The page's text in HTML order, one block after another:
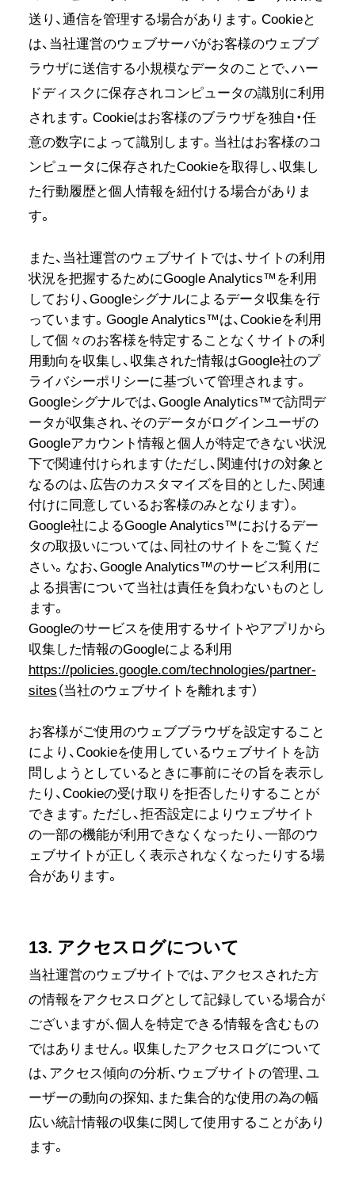
送り、通信を管理する場合があります。Cookieと
は、当社運営のウェブサーバがお客様のウェブブ
ラウザに送信する小規模なデータのことで、ハー
ドディスクに保存されコンピュータの識別に利用
されます。Cookieはお客様のブラウザを独自・任
意の数字によって識別します。当社はお客様のコ
ンピュータに保存されたCookieを取得し、収集し
た行動履歴と個人情報を紐付ける場合がありま
す。
また、当社運営のウェブサイトでは、サイトの利用
状況を把握するためにGoogle Analytics™を利用
しており、Googleシグナルによるデータ収集を行
っています。Google Analytics™は、Cookieを利用
して個々のお客様を特定することなくサイトの利
用動向を収集し、収集された情報はGoogle社のプ
ライバシーポリシーに基づいて管理されます。
Googleシグナルでは、Google Analytics™で訪問デ
ータが収集され、そのデータがログインユーザの
Googleアカウント情報と個人が特定できない状況
下で関連付けられます（ただし、関連付けの対象と
なるのは、広告のカスタマイズを目的とした、関連
付けに同意しているお客様のみとなります）。
Google社によるGoogle Analytics™におけるデー
タの取扱いについては、同社のサイトをご覧くだ
さい。なお、Google Analytics™のサービス利用に
よる損害について当社は責任を負わないものとし
ます。
Googleのサービスを使用するサイトやアプリから
収集した情報のGoogleによる利用
https://policies.google.com/technologies/partner-
sites （当社のウェブサイトを離れます）
お客様がご使用のウェブブラウザを設定すること
により、Cookieを使用しているウェブサイトを訪
問しようとしているときに事前にその旨を表示し
たり、Cookieの受け取りを拒否したりすることが
できます。ただし、拒否設定によりウェブサイト
の一部の機能が利用できなくなったり、一部のウ
ェブサイトが正しく表示されなくなったりする場
合があります。
13. アクセスログについて
当社運営のウェブサイトでは、アクセスされた方
の情報をアクセスログとして記録している場合が
ございますが、個人を特定できる情報を含むもの
ではありません。収集したアクセスログについて
は、アクセス傾向の分析、ウェブサイトの管理､ユ
ーザーの動向の探知､また集合的な使用の為の幅
広い統計情報の収集に関して使用することがあり
ます。